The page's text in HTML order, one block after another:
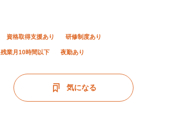
資格取得支援あり 研修制度あり
残業月10時間以下 夜勤あり
気になる